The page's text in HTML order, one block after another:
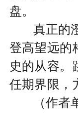
盘。
真正的
登高望远的
史的从容。
任期界限，
（作